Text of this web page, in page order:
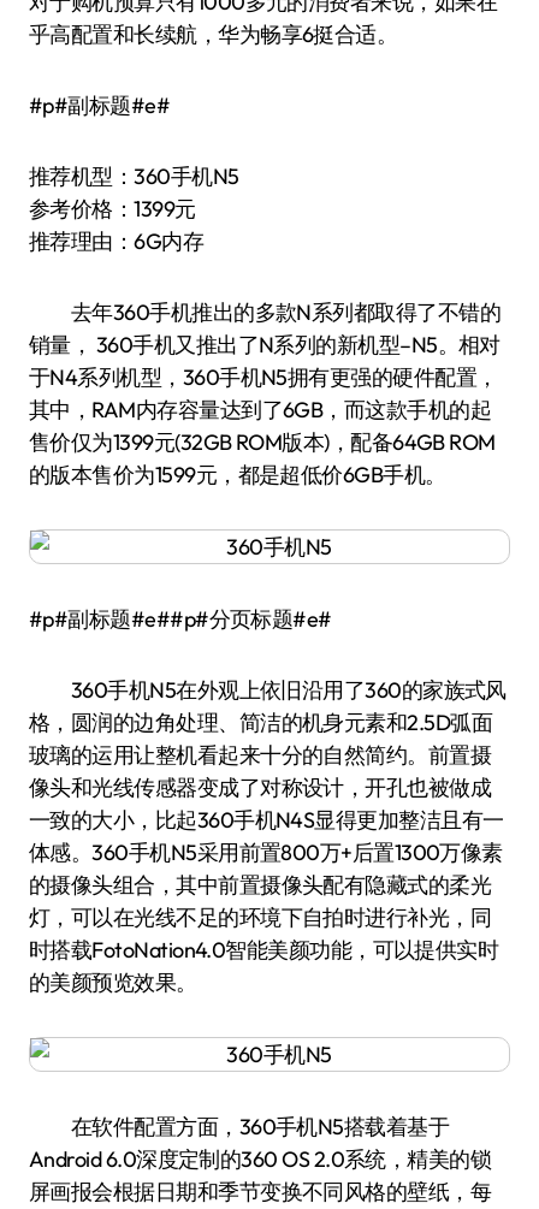
乎高配置和长续航，华为畅享6挺合适。
#p#副标题#e#
推荐机型：360手机N5
参考价格：1399元
推荐理由：6G内存
去年360手机推出的多款N系列都取得了不错的
销量， 360手机又推出了N系列的新机型–N5。相对
于N4系列机型，360手机N5拥有更强的硬件配置，
其中，RAM内存容量达到了6GB，而这款手机的起
售价仅为1399元(32GB ROM版本)，配备64GB ROM
的版本售价为1599元，都是超低价6GB手机。
#p#副标题#e##p#分页标题#e#
360手机N5在外观上依旧沿用了360的家族式风
格，圆润的边角处理、简洁的机身元素和2.5D弧面
玻璃的运用让整机看起来十分的自然简约。前置摄
像头和光线传感器变成了对称设计，开孔也被做成
一致的大小，比起360手机N4S显得更加整洁且有一
体感。360手机N5采用前置800万+后置1300万像素
的摄像头组合，其中前置摄像头配有隐藏式的柔光
灯，可以在光线不足的环境下自拍时进行补光，同
时搭载FotoNation4.0智能美颜功能，可以提供实时
的美颜预览效果。
在软件配置方面，360手机N5搭载着基于
Android 6.0深度定制的360 OS 2.0系统，精美的锁
屏画报会根据日期和季节变换不同风格的壁纸，每